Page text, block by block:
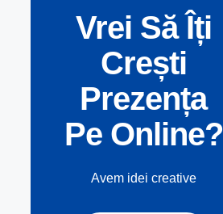
Vrei Să Îți
Crești
Prezența
Pe Online?
Avem idei creative